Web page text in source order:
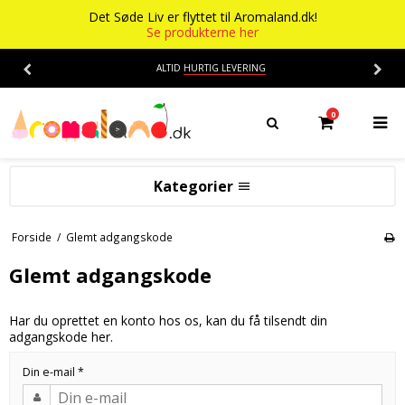
Det Søde Liv er flyttet til Aromaland.dk!
Se produkterne her
ALTID HURTIG LEVERING
0
Kategorier
Alkohol aroma
Ananas aroma
Blåbær aroma
Det Søde Liv
Chokolade
Opskrifter
Forside / Glemt adgangskode
Glemt adgangskode
Har du oprettet en konto hos os, kan du få tilsendt din
adgangskode her.
Din e-mail *